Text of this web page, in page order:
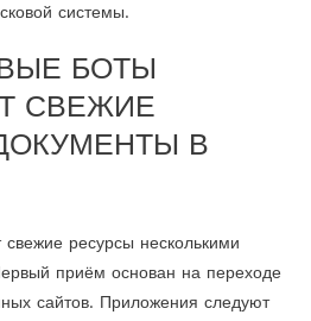
системы.
БОТЫ
СВЕЖИЕ
В
ресурсы несколькими
приём основан на переходе
сайтов. Приложения следуют